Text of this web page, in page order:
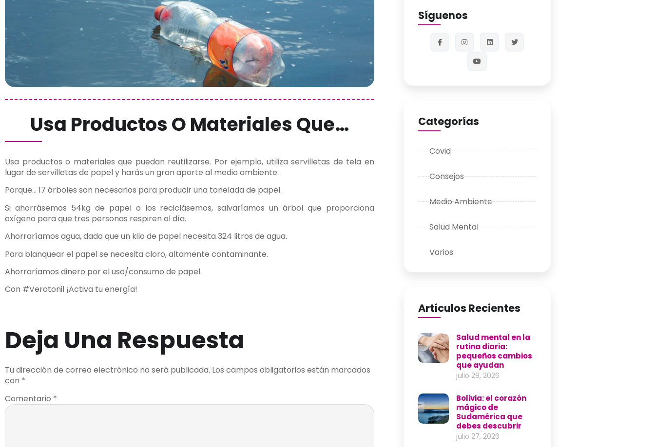
Usa Productos O Materiales Que…
Usa productos o materiales que puedan reutilizarse. Por ejemplo, utiliza servilletas de tela en
lugar de servilletas de papel y harás un gran aporte al medio ambiente.
Porque… 17 árboles son necesarios para producir una tonelada de papel.
Si ahorrásemos 54kg de papel o los reciclásemos, salvaríamos un árbol que proporciona
oxígeno para que tres personas respiren al día.
Ahorraríamos agua, dado que un kilo de papel necesita 324 litros de agua.
Para blanquear el papel se necesita cloro, altamente contaminante.
Ahorraríamos dinero por el uso/consumo de papel.
Con #Verotonil ¡Activa tu energía!
Deja Una Respuesta
Tu dirección de correo electrónico no será publicada. Los campos obligatorios están marcados
con *
Comentario *
Síguenos
Categorías
Covid
Consejos
Medio Ambiente
Salud Mental
Varios
Artículos Recientes
Salud mental en la
rutina diaria:
pequeños cambios
que ayudan
julio 29, 2026
Bolivia: el corazón
mágico de
Sudamérica que
debes descubrir
julio 27, 2026